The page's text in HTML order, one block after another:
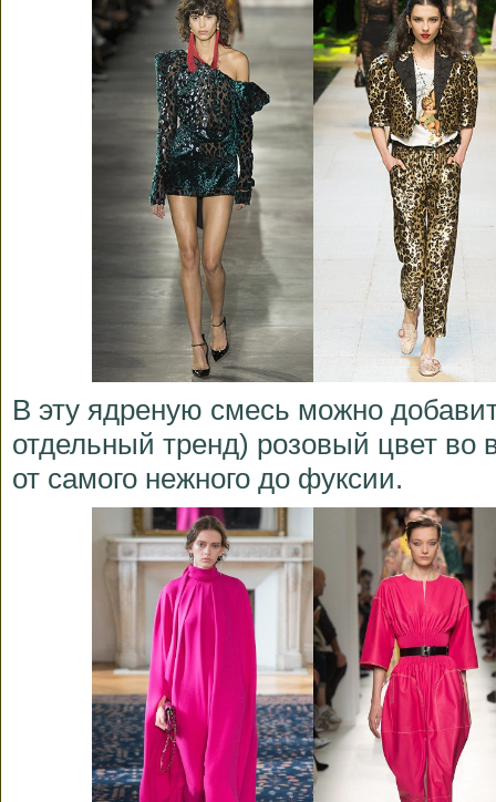
В эту ядреную смесь можно
отдельный тренд) розовый цвет во
от самого нежного до фуксии.